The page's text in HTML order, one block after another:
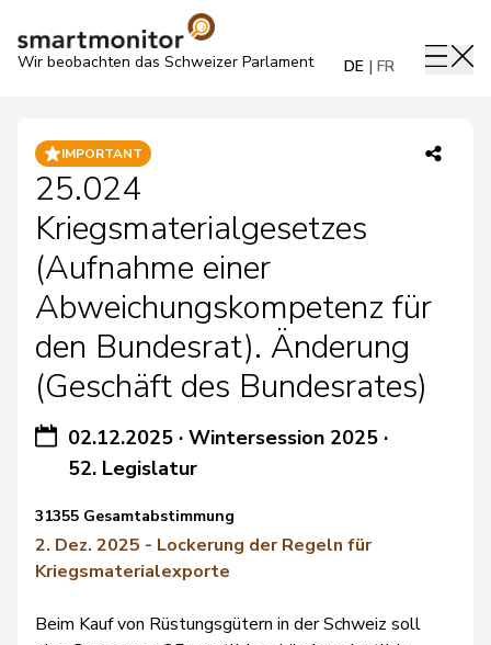
Wir beobachten das Schweizer Parlament DE FR
IMPORTANT
25.024
Kriegsmaterialgesetzes
(Aufnahme einer
Abweichungskompetenz für
den Bundesrat). Änderung
(Geschäft des Bundesrates)
02.12.2025 ·Wintersession 2025 ·
52. Legislatur
31355 Gesamtabstimmung
2. Dez. 2025 - Lockerung der Regeln für
Kriegsmaterialexporte
Beim Kauf von Rüstungsgütern in der Schweiz soll